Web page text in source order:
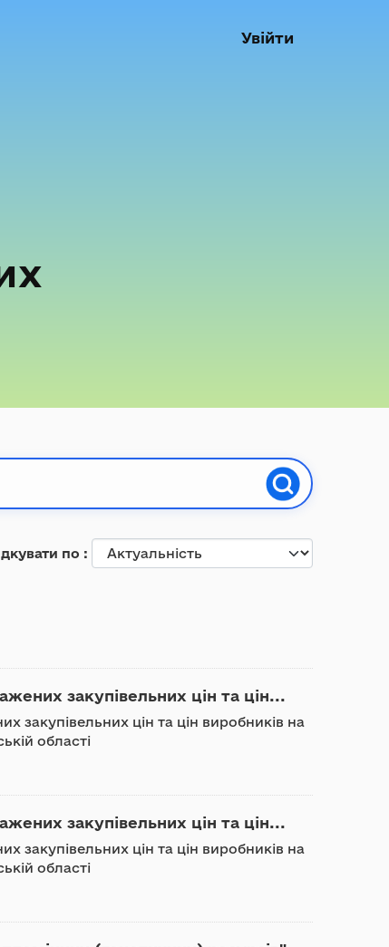
Увійти
по
закупівельних цін та цін...
закупівельних цін та цін виробників на
області
закупівельних цін та цін...
закупівельних цін та цін виробників на
області